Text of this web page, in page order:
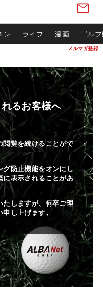
メルマガ登録
ン ライフ 漫画 ゴル
るお客様へ
閲覧を続けることがで
グ防止機能をオンにし
に表示されることがあ
たしますが、何卒ご理
申し上げます。